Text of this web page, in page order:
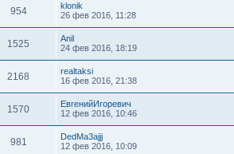
954
klonik
26 фев 2016, 11:28
1525
Anil
24 фев 2016, 18:19
2168
realtaksi
16 фев 2016, 21:38
1570
ЕвгенийИгоревич
12 фев 2016, 10:46
981
DedMa3ajjj
12 фев 2016, 10:09